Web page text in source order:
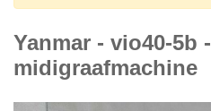
Yanmar - vio40-5b -
midigraafmachine